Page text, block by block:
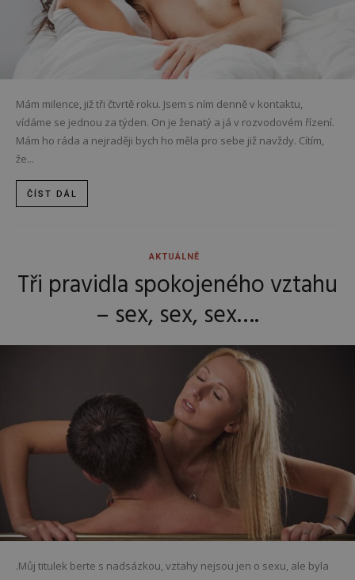
Mám milence, již tři čtvrtě roku. Jsem s ním denně v kontaktu,
vídáme se jednou za týden. On je ženatý a já v rozvodovém řízení.
Mám ho ráda a nejraději bych ho měla pro sebe již navždy. Cítím,
že...
ČÍST DÁL
AKTUÁLNĚ
Tři pravidla spokojeného vztahu
– sex, sex, sex….
.Můj titulek berte s nadsázkou, vztahy nejsou jen o sexu, ale byla